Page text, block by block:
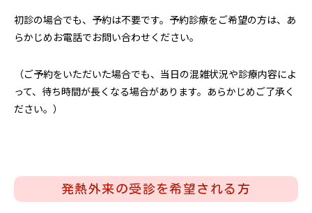
初診の場合でも、予約は不要です。予約診療をご希望の方は、あ
らかじめお電話でお問い合わせください。
（ご予約をいただいた場合でも、当日の混雑状況や診療内容によ
って、待ち時間が長くなる場合があります。あらかじめご了承く
ださい。）
発熱外来の受診を希望される方